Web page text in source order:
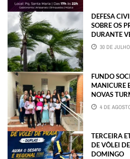
DEFESA
SOBRE OS
DURANTE
30 DE
FUNDO
MANICURE
NOVAS
4 DE
TERCEIRA
DE VÔLEI
DOMINGO